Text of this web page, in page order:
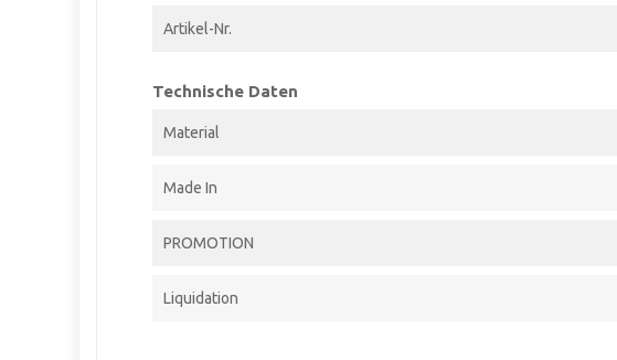
Artikel-Nr.
Technische Daten
Material
Made In
PROMOTION
Liquidation